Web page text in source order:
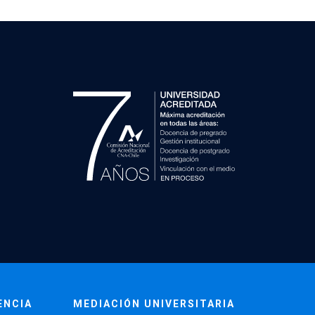
MEDIACIÓN UNIVERSITARIA